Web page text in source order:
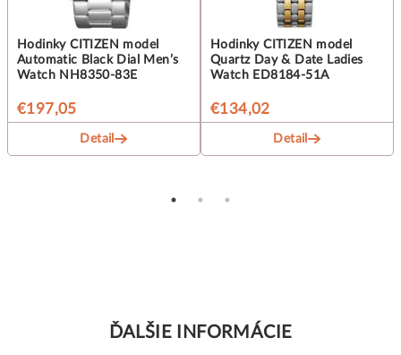
Hodinky CITIZEN model
Automatic Black Dial Men’s
Watch NH8350-83E
€197,05
Detail
Hodinky CITIZEN model
Quartz Day & Date Ladies
Watch ED8184-51A
€134,02
Detail
ĎALŠIE INFORMÁCIE